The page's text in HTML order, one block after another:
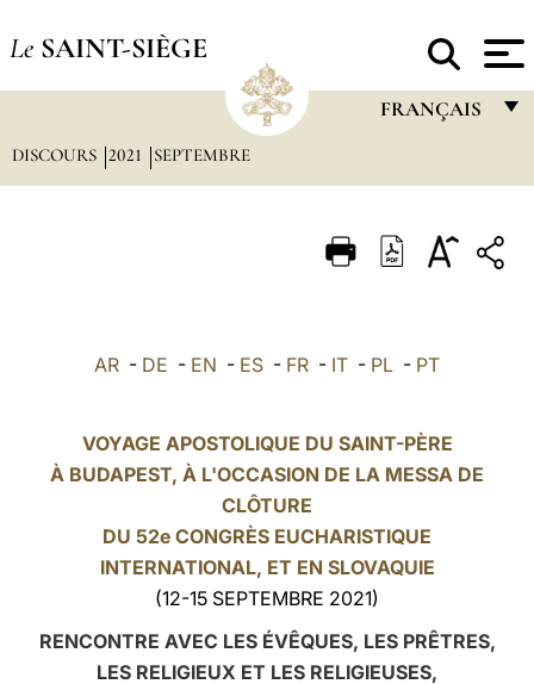
Le SAINT-SIÈGE
FRANÇAIS
ITALIANO
POLSKI
العربيّة
中文
LATINE
DISCOURS 2021 SEPTEMBRE
AR - DE - EN - ES - FR - IT - PL - PT
VOYAGE APOSTOLIQUE DU SAINT-PÈRE
À BUDAPEST, À L'OCCASION DE LA MESSA DE
CLÔTURE
DU 52e CONGRÈS EUCHARISTIQUE
INTERNATIONAL, ET EN SLOVAQUIE
(12-15 SEPTEMBRE 2021)
RENCONTRE AVEC LES ÉVÊQUES, LES PRÊTRES,
LES RELIGIEUX ET LES RELIGIEUSES,